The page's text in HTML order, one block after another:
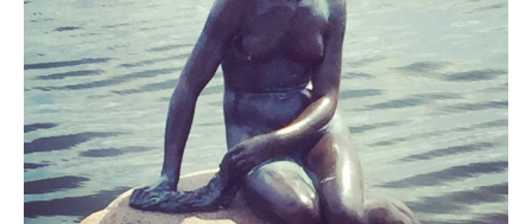
Reiseempfehlungen.